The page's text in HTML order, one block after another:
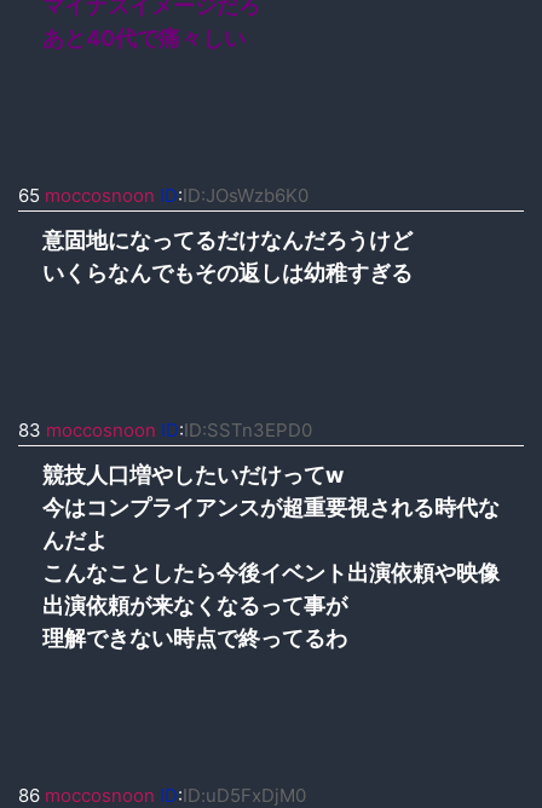
あと40代で痛々しい
65 moccosnoon ID:ID:JOsWzb6K0
意固地になってるだけなんだろうけど
いくらなんでもその返しは幼稚すぎる
83 moccosnoon ID:ID:SSTn3EPD0
競技人口増やしたいだけってw
今はコンプライアンスが超重要視される時代な
んだよ
こんなことしたら今後イベント出演依頼や映像
出演依頼が来なくなるって事が
理解できない時点で終ってるわ
86 moccosnoon ID:ID:uD5FxDjM0